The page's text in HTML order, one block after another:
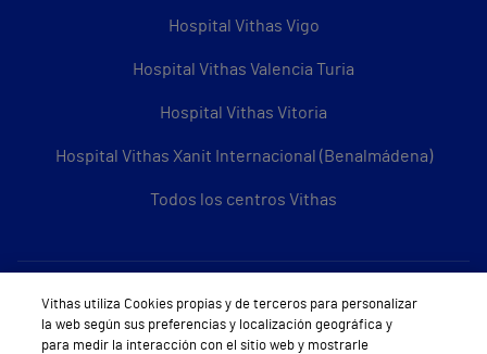
Hospital Vithas Vigo
Hospital Vithas Valencia Turia
Hospital Vithas Vitoria
Hospital Vithas Xanit Internacional (Benalmádena)
Todos los centros Vithas
Sobre Vithas
Quiénes somos
Vithas utiliza Cookies propias y de terceros para personalizar
la web según sus preferencias y localización geográfica y
para medir la interacción con el sitio web y mostrarle